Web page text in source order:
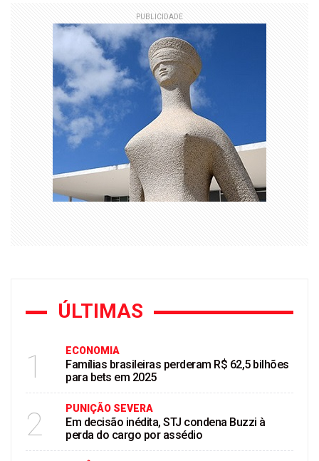
PUBLICIDADE
ÚLTIMAS
1 ECONOMIA
Famílias brasileiras perderam R$ 62,5 bilhões
para bets em 2025
2 PUNIÇÃO SEVERA
Em decisão inédita, STJ condena Buzzi à
perda do cargo por assédio